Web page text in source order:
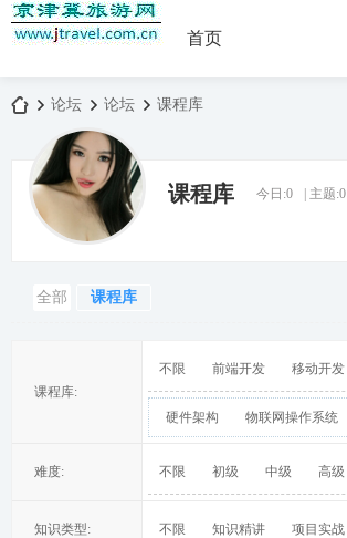
首页
»
论坛
›
论坛 课程库
课程库 今日:0 主题:0
全部 课程库
课程库:
不限 前端开发 移动开发
硬件架构 物联网操作系统
难度: 不限 初级 中级 高级
知识类型: 不限 知识精讲 项目实战